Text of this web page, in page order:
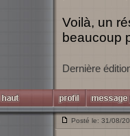
Voilà, un
beaucoup
Dernière
Posté le: 31/08/